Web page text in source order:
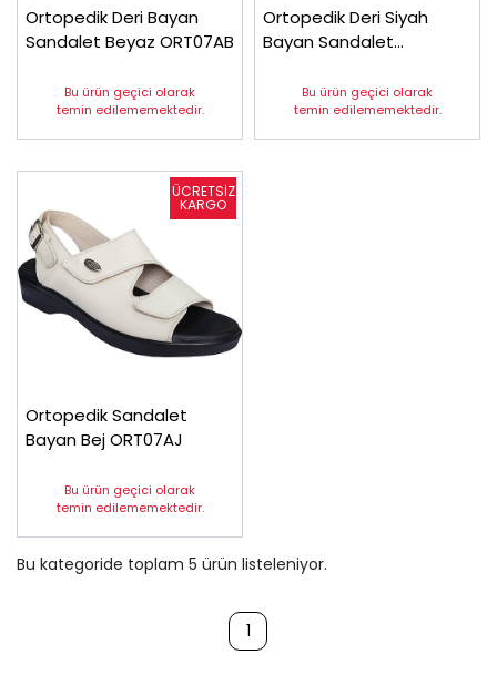
Ortopedik Deri Bayan
Sandalet Beyaz ORT07AB
Bu ürün geçici olarak
temin edilememektedir.
Ortopedik Deri Siyah
Bayan Sandalet
Bu ürün geçici olarak
temin edilememektedir.
Ortopedik Sandalet
Bayan Bej ORT07AJ
Bu ürün geçici olarak
temin edilememektedir.
Bu kategoride toplam 5 ürün listeleniyor.
1